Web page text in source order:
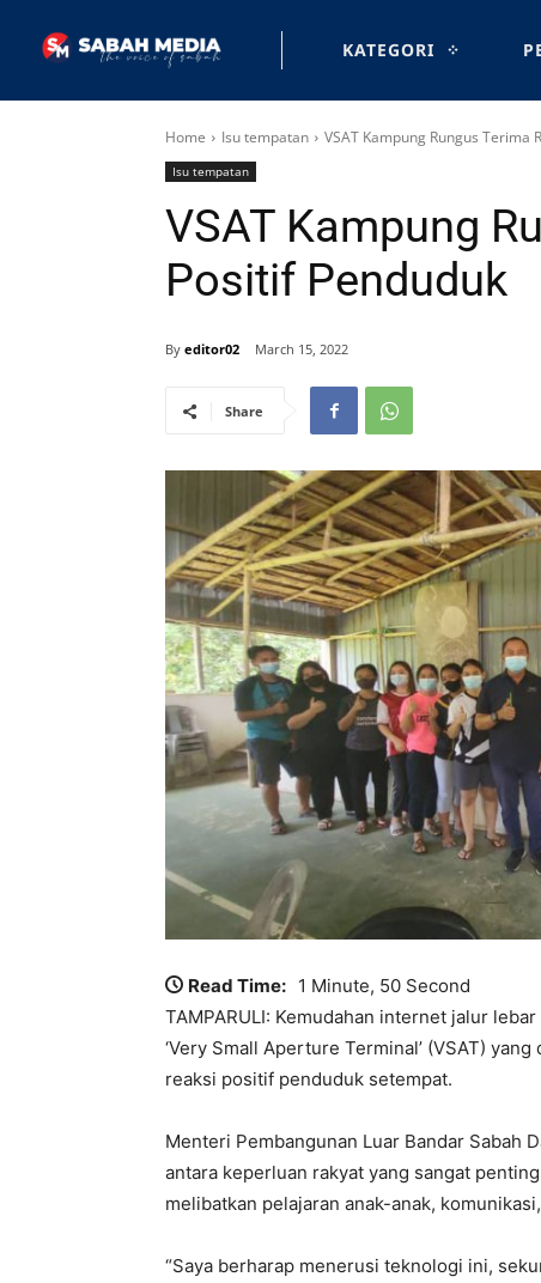
KATEGORI
Home Isu tempatan VSAT Kampung Rungus Terima
Isu tempatan
VSAT Kampung
Positif Penduduk
By editor02 March 15, 2022
Share
Read Time: 1 Minute, 50 Second
TAMPARULI: Kemudahan internet jalur
‘Very Small Aperture Terminal’ (VSAT)
reaksi positif penduduk setempat.
Menteri Pembangunan Luar Bandar Sabah
antara keperluan rakyat yang sangat
melibatkan pelajaran anak-anak,
“Saya berharap menerusi teknologi ini,